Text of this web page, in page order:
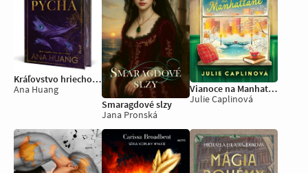
Kráľovstvo hriechov: Pýcha
Ana Huang
Smaragdové slzy
Jana Pronská
Vianoce na Manhattane
Julie Caplinová